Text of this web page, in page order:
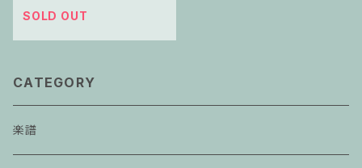
SOLD OUT
CATEGORY
楽譜